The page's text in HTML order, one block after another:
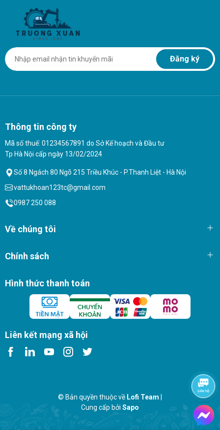
Đăng ký
Thông tin công ty
Mã số thuế: 01234567891 do Sở Kế hoạch và Đầu tư
Tp Hà Nội cấp ngày 13/02/2024
Số 8 Ngách 80 Ngõ 215 Triều Khúc - P.Thanh Liệt - Hà Nội
vattukhoan123tc@gmail.com
0987 250 088
Về chúng tôi
Chính sách
Hình thức thanh toán
Liên kết mạng xã hội
© Bản quyền thuộc về Lofi Team
Cung cấp bởi Sapo